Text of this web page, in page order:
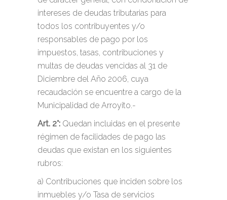
intereses de deudas tributarias para
todos los contribuyentes y/o
responsables de pago por los
impuestos, tasas, contribuciones y
multas de deudas vencidas al 31 de
Diciembre del Año 2006, cuya
recaudación se encuentre a cargo de la
Municipalidad de Arroyito.-
Art. 2°: Quedan incluidas en el presente
régimen de facilidades de pago las
deudas que existan en los siguientes
rubros:
a) Contribuciones que inciden sobre los
inmuebles y/o Tasa de servicios